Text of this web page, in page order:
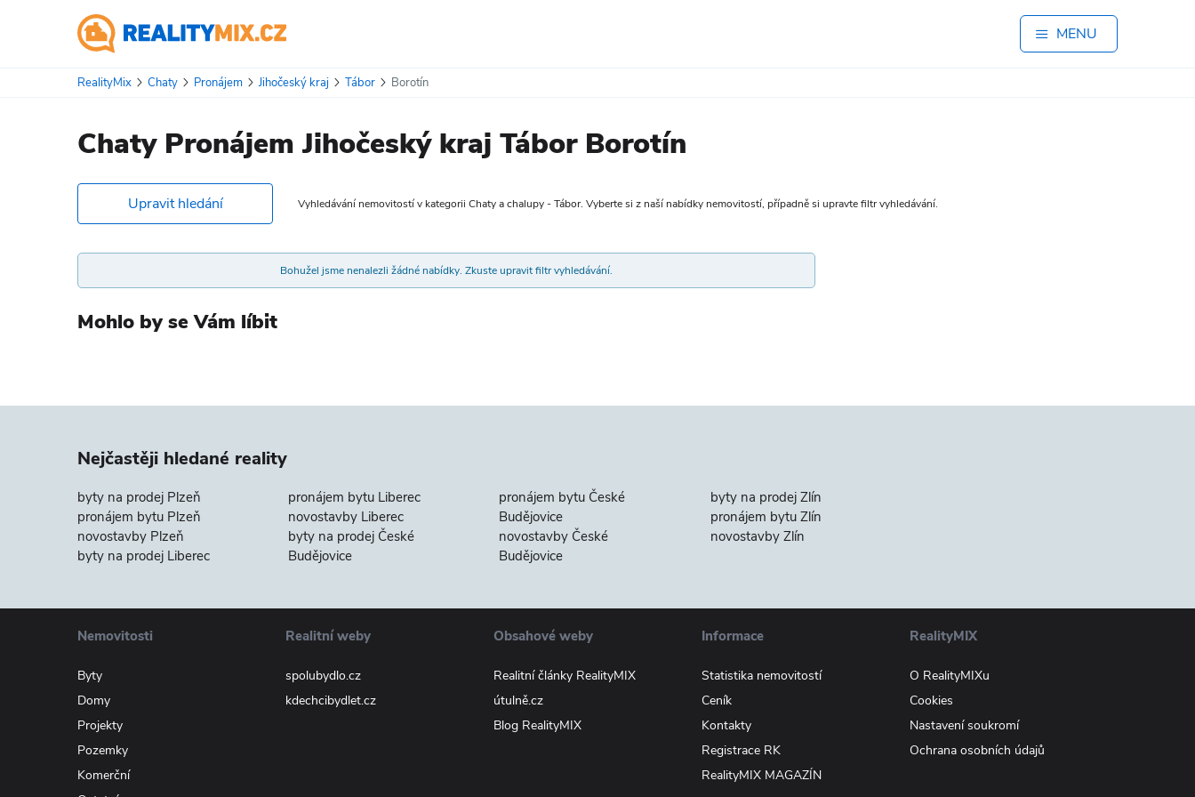
MENU
RealityMix Chaty Pronájem Jihočeský kraj Tábor Borotín
Chaty Pronájem Jihočeský kraj Tábor Borotín
Upravit hledání Vyhledávání nemovitostí v kategorii Chaty a chalupy - Tábor. Vyberte si z naší nabídky nemovitostí, případně si upravte filtr vyhledávání.
Bohužel jsme nenalezli žádné nabídky. Zkuste upravit filtr vyhledávání.
Mohlo by se Vám líbit
Nejčastěji hledané reality
byty na prodej Plzeň
pronájem bytu Plzeň
novostavby Plzeň
byty na prodej Liberec
pronájem bytu Liberec
novostavby Liberec
byty na prodej České
Budějovice
pronájem bytu České
Budějovice
novostavby České
Budějovice
byty na prodej Zlín
pronájem bytu Zlín
novostavby Zlín
Nemovitosti
Byty
Domy
Projekty
Pozemky
Komerční
Realitní weby
spolubydlo.cz
kdechcibydlet.cz
Obsahové weby
Realitní články RealityMIX
útulně.cz
Blog RealityMIX
Informace
Statistika nemovitostí
Ceník
Kontakty
Registrace RK
RealityMIX MAGAZÍN
RealityMIX
O RealityMIXu
Cookies
Nastavení soukromí
Ochrana osobních údajů